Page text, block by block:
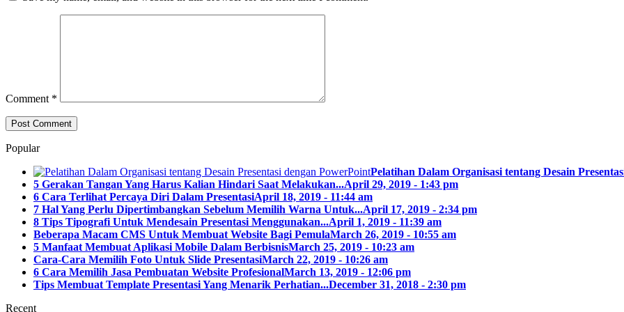
Comment *
Popular
Pelatihan Dalam Organisasi tentang Desain
5 Gerakan Tangan Yang Harus Kalian Hindari Saat Melakukan...April 29, 2019 - 1:43 pm
6 Cara Terlihat Percaya Diri Dalam PresentasiApril 18, 2019 - 11:44 am
7 Hal Yang Perlu Dipertimbangkan Sebelum Memilih Warna Untuk...April 17, 2019 - 2:34 pm
8 Tips Tipografi Untuk Mendesain Presentasi Menggunakan...April 1, 2019 - 11:39 am
Beberapa Macam CMS Untuk Membuat Website Bagi PemulaMarch 26, 2019 - 10:55 am
5 Manfaat Membuat Aplikasi Mobile Dalam BerbisnisMarch 25, 2019 - 10:23 am
Cara-Cara Memilih Foto Untuk Slide PresentasiMarch 22, 2019 - 10:26 am
6 Cara Memilih Jasa Pembuatan Website ProfesionalMarch 13, 2019 - 12:06 pm
Tips Membuat Template Presentasi Yang Menarik Perhatian...December 31, 2018 - 2:30 pm
Recent